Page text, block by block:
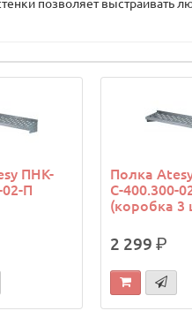
позволяет
ПНК-
02-П
Полка
С-400.300-
(коробка 3
2 299р.